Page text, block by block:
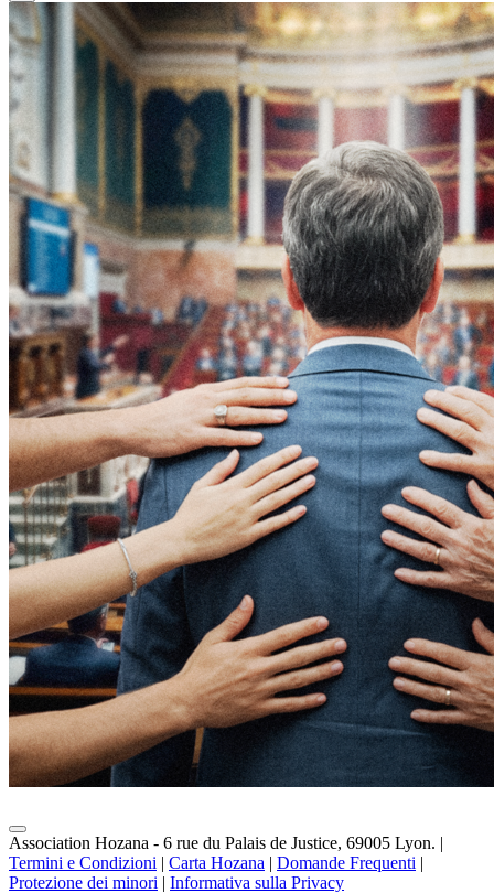
Association Hozana - 6 rue du Palais de Justice, 69005 Lyon. |
Termini e Condizioni | Carta Hozana | Domande Frequenti |
Protezione dei minori | Informativa sulla Privacy